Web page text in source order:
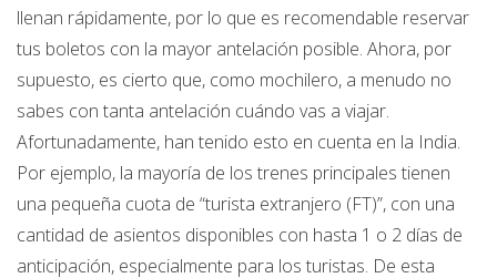
llenan rápidamente, por lo que es recomendable reservar
tus boletos con la mayor antelación posible. Ahora, por
supuesto, es cierto que, como mochilero, a menudo no
sabes con tanta antelación cuándo vas a viajar.
Afortunadamente, han tenido esto en cuenta en la India.
Por ejemplo, la mayoría de los trenes principales tienen
una pequeña cuota de “turista extranjero (FT)”, con una
cantidad de asientos disponibles con hasta 1 o 2 días de
anticipación, especialmente para los turistas. De esta